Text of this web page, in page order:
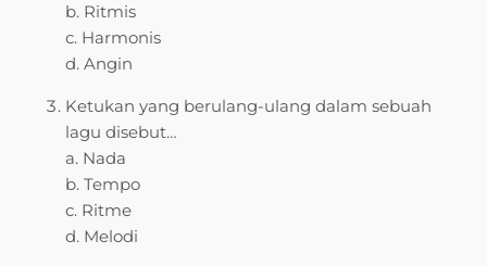
b. Ritmis
c. Harmonis
d. Angin
Ketukan yang berulang-ulang dalam sebuah
lagu disebut…
a. Nada
b. Tempo
c. Ritme
d. Melodi